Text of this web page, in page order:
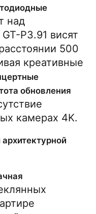
над
P3.91 висят
500
креативные
обновления
камерах 4K.